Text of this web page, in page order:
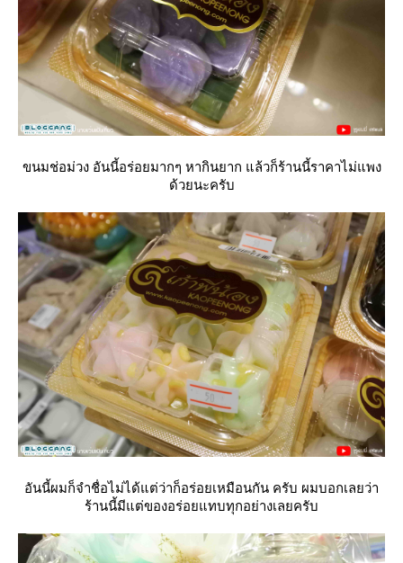
ขนมช่อม่วง อันนี้อร่อยมากๆ หากินยาก แล้วก็ร้านนี้ราคาไม่แพง
ด้วยนะครับ
อันนี้ผมก็จำชื่อไม่ได้แต่ว่าก็อร่อยเหมือนกัน ครับ ผมบอกเลยว่า
ร้านนี้มีแต่ของอร่อยแทบทุกอย่างเลยครับ